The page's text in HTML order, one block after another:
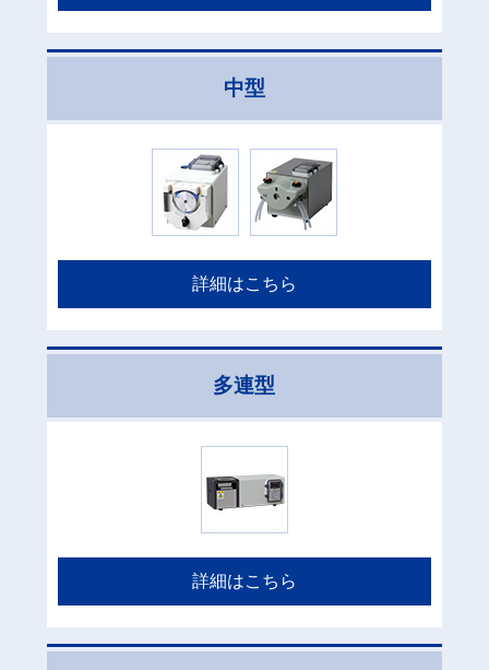
中型
詳細はこちら
多連型
詳細はこちら